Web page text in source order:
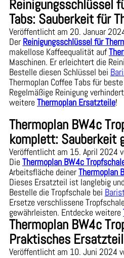
Reinigungsschlüssel
Tabs: Sauberkeit für
Veröffentlicht am 20. Januar
Der Reinigungsschlüssel für
makellose Kaffeequalität auf
Maschinen. Er erleichtert die
Bestelle diesen Schlüssel bei
Thermoplan Coffee Tabs für
Regelmäßige Reinigung
weitereThermoplan Ersatzteile!
Thermoplan BW4c
komplett: Sauberkeit
Veröffentlicht am 15. April 2024
DieThermoplan BW4c
Arbeitsfläche deinerThermoplan
Dieses Ersatzteil ist langlebig
Bestelle die Tropfschale bei
Ersetze verschlissene
gewährleisten. Entdecke weitere
Thermoplan BW4c
Praktisches Ersatzteil
Veröffentlicht am 10. Juni 2024